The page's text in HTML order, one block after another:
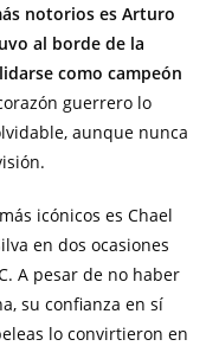
notorios es Arturo
al borde de la
como campeón
guerrero lo
aunque nunca
icónicos es Chael
en dos ocasiones
A pesar de no haber
su confianza en sí
lo convirtieron en